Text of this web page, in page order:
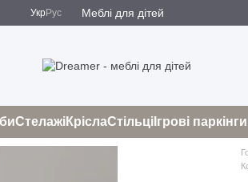
Укр Рус Меблі для дітей
СтелажіКріслаСтільціІгрові паркінги